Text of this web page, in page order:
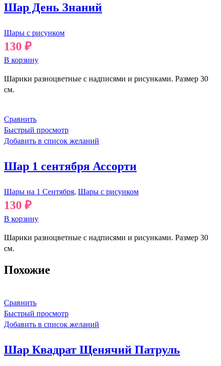
Шар День Знаний
Шары с рисунком
130 ₽
В корзину
Шарики разноцветные с надписями и рисунками. Размер 30
см.
Сравнить
Быстрый просмотр
Добавить в список желаний
Шар 1 сентября Ассорти
Шары на 1 Сентября, Шары с рисунком
130 ₽
В корзину
Шарики разноцветные с надписями и рисунками. Размер 30
см.
Похожие
Сравнить
Быстрый просмотр
Добавить в список желаний
Шар Квадрат Щенячий Патруль